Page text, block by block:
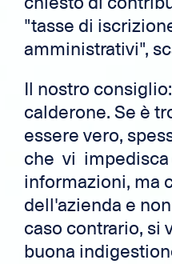
"tasse di
amministrativi",
Il nostro
calderone. Se è
essere vero,
che vi impedisca
informazioni, ma
dell'azienda e
caso contrario, si
buona